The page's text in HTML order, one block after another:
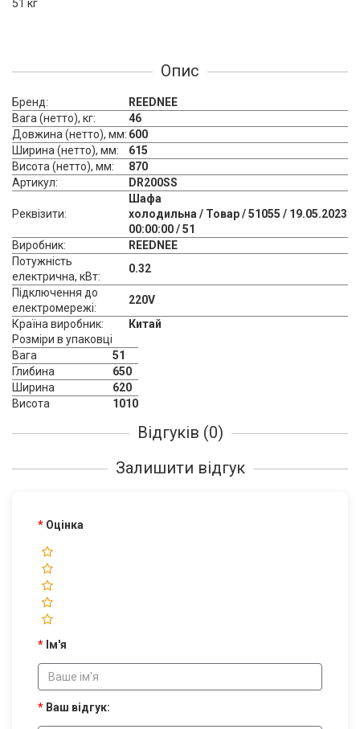
51 кг
Опис
Бренд:
REEDNEE
Вага (нетто), кг:
46
Довжина (нетто), мм: 600
Ширина (нетто), мм:
615
Висота (нетто), мм:
870
Артикул:
DR200SS
Реквізити:
Шафа
холодильна / Товар / 51055 / 19.05.2023
00:00:00 / 51
Виробник:
REEDNEE
Потужність
електрична, кВт:
0.32
Підключення до
електромережі:
220V
Країна виробник:
Китай
Розміри в упаковці
Вага
51
Глибина
650
Ширина
620
Висота
1010
Відгуків (0)
Залишити відгук
Оцінка
Ім'я
Ваш відгук: